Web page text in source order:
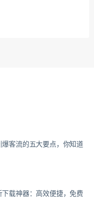
客流的五大要点，你知道
载神器：高效便捷，免费